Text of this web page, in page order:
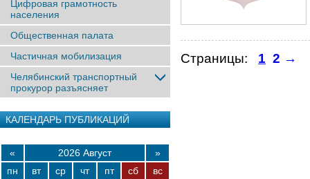
Цифровая грамотность
населения
Общественная палата
Частичная мобилизация
Челябинский транспортный
прокурор разъясняет
КАЛЕНДАРЬ ПУБЛИКАЦИЙ
« 2026 Август
»
пн
вт ср чт пт сб вс
Страницы: 1 2 →